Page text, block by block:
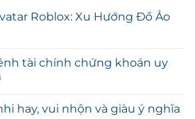
Roblox: Xu Hướng Đồ Ảo
tài chính chứng khoán uy
hay, vui nhộn và giàu ý nghĩa